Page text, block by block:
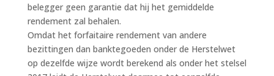
belegger geen garantie dat hij het gemiddelde
rendement zal behalen.
Omdat het forfaitaire rendement van andere
bezittingen dan banktegoeden onder de Herstelwet
op dezelfde wijze wordt berekend als onder het stelsel